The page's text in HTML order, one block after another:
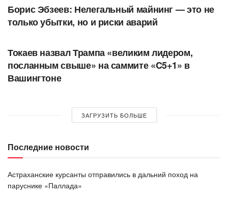
Борис Эбзеев: Нелегальный майнинг — это не
только убытки, но и риски аварий
Токаев назвал Трампа «великим лидером,
посланным свыше» на саммите «C5+1» в
Вашингтоне
ЗАГРУЗИТЬ БОЛЬШЕ
Последние новости
Астраханские курсанты отправились в дальний поход на
паруснике «Паллада»